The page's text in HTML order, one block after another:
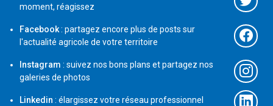
moment, réagissez
Facebook: partagez encore plus de posts sur
l'actualité agricole de votre territoire
Instagram : suivez nos bons plans et partagez nos
galeries de photos
Linkedin : élargissez votre réseau professionnel